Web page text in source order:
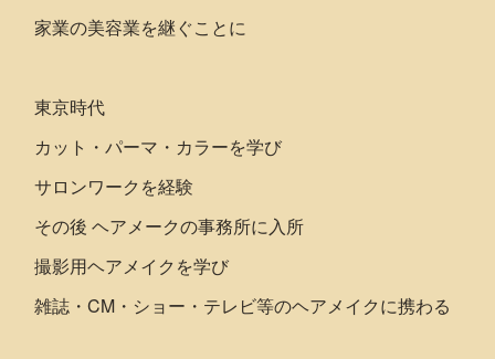
家業の美容業を継ぐことに
東京時代
カット・パーマ・カラーを学び
サロンワークを経験
その後 ヘアメークの事務所に入所
撮影用ヘアメイクを学び
雑誌・CM・ショー・テレビ等のヘアメイクに携わる